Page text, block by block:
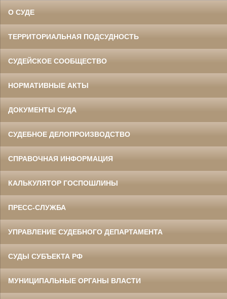
О СУДЕ
ТЕРРИТОРИАЛЬНАЯ ПОДСУДНОСТЬ
СУДЕЙСКОЕ СООБЩЕСТВО
НОРМАТИВНЫЕ АКТЫ
ДОКУМЕНТЫ СУДА
СУДЕБНОЕ ДЕЛОПРОИЗВОДСТВО
СПРАВОЧНАЯ ИНФОРМАЦИЯ
КАЛЬКУЛЯТОР ГОСПОШЛИНЫ
ПРЕСС-СЛУЖБА
УПРАВЛЕНИЕ СУДЕБНОГО ДЕПАРТАМЕНТА
СУДЫ СУБЪЕКТА РФ
МУНИЦИПАЛЬНЫЕ ОРГАНЫ ВЛАСТИ